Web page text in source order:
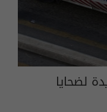
لضحايا